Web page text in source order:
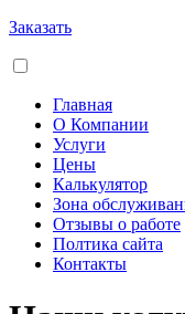
Заказать
Главная
О Компании
Услуги
Цены
Калькулятор
Зона
Отзывы о работе
Полтика сайта
Контакты